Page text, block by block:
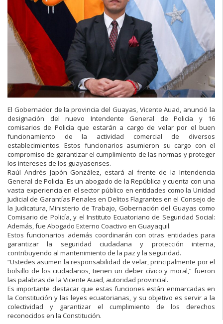
El Gobernador de la provincia del Guayas, Vicente Auad, anunció la
designación del nuevo Intendente General de Policía y 16
comisarios de Policía que estarán a cargo de velar por el buen
funcionamiento de la actividad comercial de diversos
establecimientos. Estos funcionarios asumieron su cargo con el
compromiso de garantizar el cumplimiento de las normas y proteger
los intereses de los guayasenses.
Raúl Andrés Japón González, estará al frente de la Intendencia
General de Policía. Es un abogado de la República y cuenta con una
vasta experiencia en el sector público en entidades como la Unidad
Judicial de Garantías Penales en Delitos Flagrantes en el Consejo de
la Judicatura, Ministerio de Trabajo, Gobernación del Guayas como
Comisario de Policía, y el Instituto Ecuatoriano de Seguridad Social:
Además, fue Abogado Externo Coactivo en Guayaquil.
Estos funcionarios además coordinarán con otras entidades para
garantizar la seguridad ciudadana y protección interna,
contribuyendo al mantenimiento de la paz y la seguridad.
“Ustedes asumen la responsabilidad de velar, principalmente por el
bolsillo de los ciudadanos, tienen un deber cívico y moral,” fueron
las palabras de la Vicente Auad, autoridad provincial.
Es importante destacar que estas funciones están enmarcadas en
la Constitución y las leyes ecuatorianas, y su objetivo es servir a la
colectividad y garantizar el cumplimiento de los derechos
reconocidos en la Constitución.